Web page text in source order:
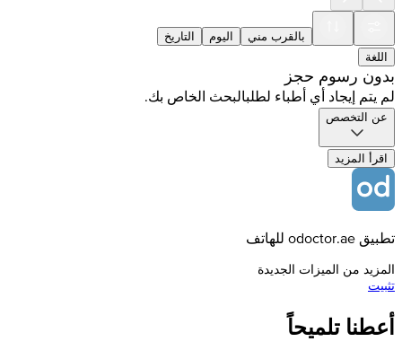
بالقرب مني اليوم
التاريخ
اللغة
بدون رسوم حجز
لم يتم إيجاد أي أطباء لطلبالبحث الخاص بك.
عن التخصص
اقرأ المزيد
تطبيق odoctor.ae للهاتف
المزيد من الميزات الجديدة
تثبيت
أعطنا تلميحاً